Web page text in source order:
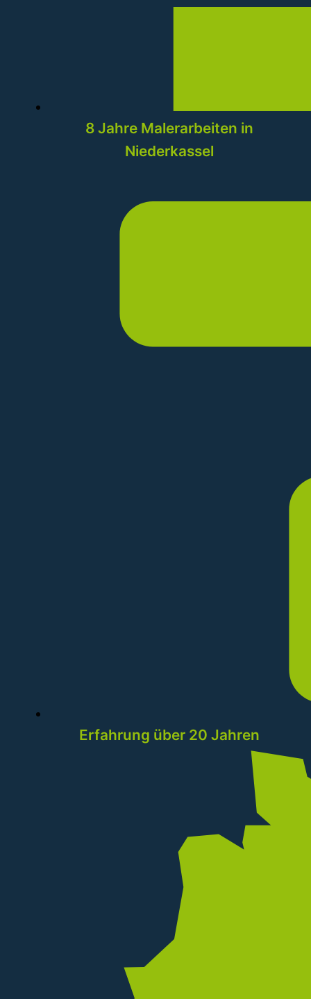
8 Jahre Malerarbeiten in
Niederkassel
Erfahrung über 20 Jahren